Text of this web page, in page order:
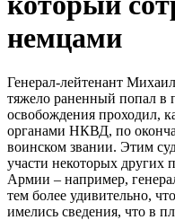
немцами
Генерал-лейтенант
тяжело раненный попал в
освобождения проходил,
органами НКВД, по
воинском звании. Этим
участи некоторых других
Армии – например,
тем более удивительно,
имелись сведения, что в